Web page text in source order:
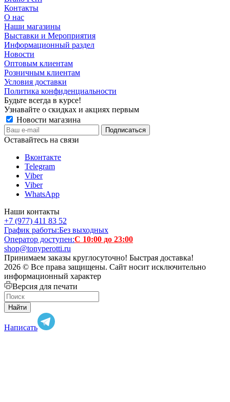
Контакты
О нас
Наши магазины
Выставки и Мероприятия
Информационный раздел
Новости
Оптовым клиентам
Розничным клиентам
Условия доставки
Политика конфиденциальности
Будьте всегда в курсе!
Узнавайте о скидках и акциях первым
Новости магазина
Оставайтесь на связи
Вконтакте
Telegram
Viber
Viber
WhatsApp
Наши контакты
+7 (977) 411 83 52
График работы:Без выходных
Оператор доступен:С 10:00 до 23:00
shop@tonyperotti.ru
Принимаем заказы круглосуточно! Быстрая доставка!
2026 © Все права защищены. Сайт носит исключительно
информационный характер
Версия для печати
Найти
Написать